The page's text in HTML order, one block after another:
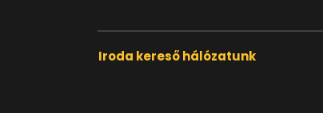
Iroda kereső hálózatunk